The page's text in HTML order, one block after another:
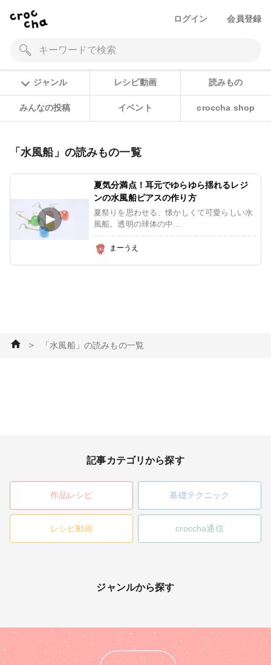
ログイン 会員登録
ジャンル レシピ動画 読みもの
みんなの投稿 イベント croccha shop
「水風船」の読みもの一覧
夏気分満点！耳元でゆらゆら揺れるレジ
ンの水風船ピアスの作り方
夏祭りを思わせる、懐かしくて可愛らしい水
風船。透明の球体の中...
まーうえ
＞ 「水風船」の読みもの一覧
記事カテゴリから探す
作品レシピ 基礎テクニック
レシピ動画 croccha通信
ジャンルから探す